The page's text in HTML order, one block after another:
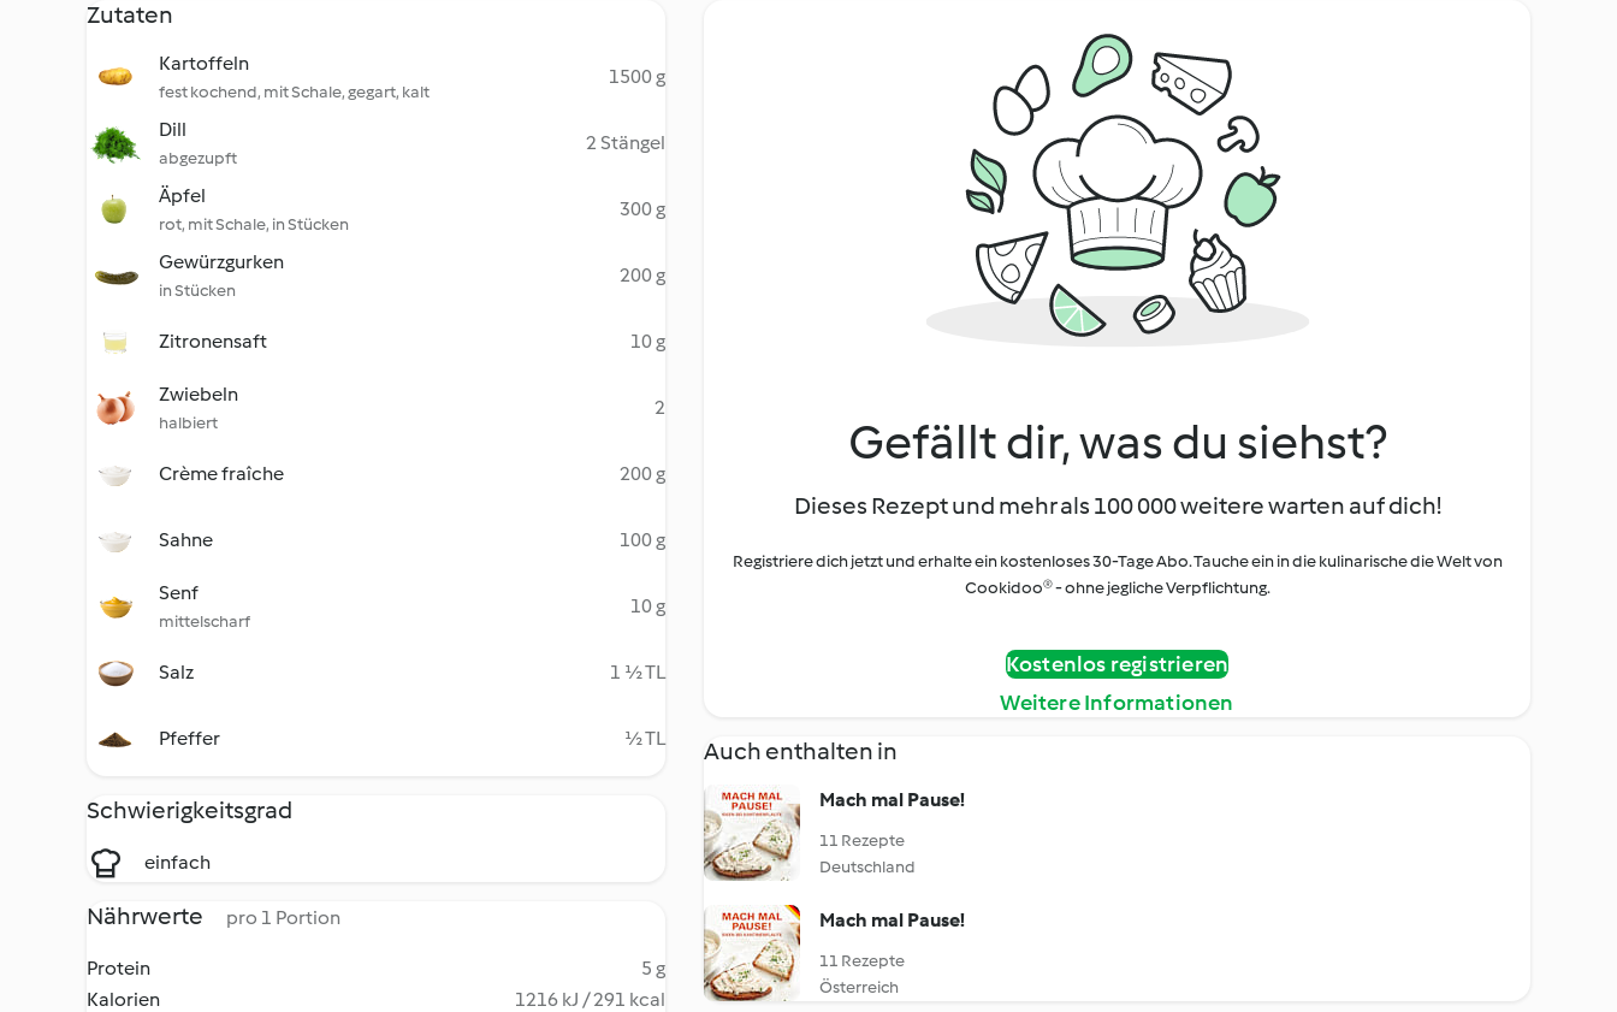
Zutaten
Kartoffeln
fest kochend, mit Schale, gegart, kalt
1500 g
Dill
abgezupft
2 Stängel
Äpfel
rot, mit Schale, in Stücken
300 g
Gewürzgurken
in Stücken
200 g
Zitronensaft 10 g
Zwiebeln
halbiert
2
Crème fraîche 200 g
Sahne 100 g
Senf
mittelscharf
10 g
Salz 1 ½ TL
Pfeffer ½ TL
Schwierigkeitsgrad
einfach
Nährwerte pro 1 Portion
Protein
5 g
Kalorien
1216 kJ / 291 kcal
Gefällt dir, was du siehst?
Dieses Rezept und mehr als 100 000 weitere warten auf dich!
Registriere dich jetzt und erhalte ein kostenloses 30-Tage Abo. Tauche ein in die kulinarische die Welt von
Cookidoo® - ohne jegliche Verpflichtung.
Kostenlos registrieren
Weitere Informationen
Auch enthalten in
Mach mal Pause!
11 Rezepte
Deutschland
Mach mal Pause!
11 Rezepte
Österreich